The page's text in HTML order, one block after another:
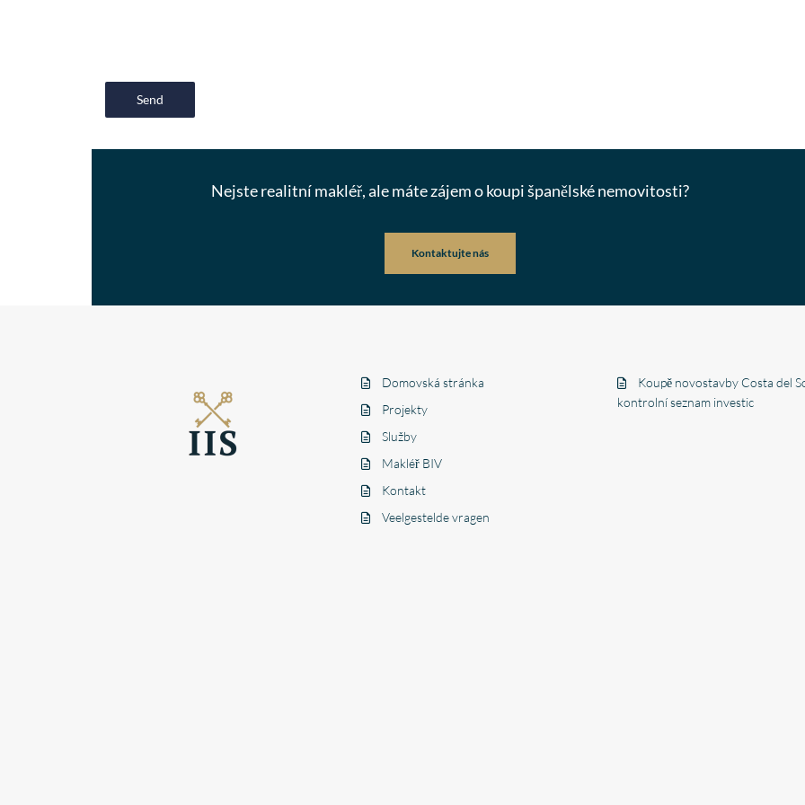
Send
Nejste realitní makléř, ale máte zájem o koupi španělské nemovitosti?
Kontaktujte nás
Domovská stránka
Projekty
Služby
Makléř BIV
Kontakt
Veelgestelde vragen
Koupě novostavby Costa del
kontrolní seznam investic